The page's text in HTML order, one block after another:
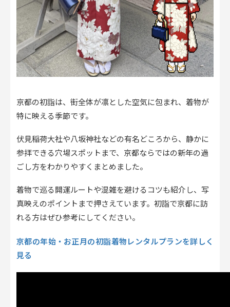
京都の初詣は、街全体が凛とした空気に包まれ、着物が
特に映える季節です。
伏見稲荷大社や八坂神社などの有名どころから、静かに
参拝できる穴場スポットまで、京都ならではの新年の過
ごし方をわかりやすくまとめました。
着物で巡る開運ルートや混雑を避けるコツも紹介し、写
真映えのポイントまで押さえています。初詣で京都に訪
れる方はぜひ参考にしてください。
京都の年始・お正月の初詣着物レンタルプランを詳しく
見る